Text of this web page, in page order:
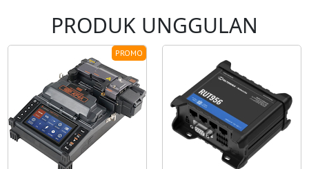
PRODUK UNGGULAN
PROMO